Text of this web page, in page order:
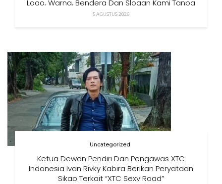
Logo, Warna, Bendera Dan Slogan Kami Tanpa
Izin”
5 AGUSTUS 2026
Uncategorized
Ketua Dewan Pendiri Dan Pengawas XTC
Indonesia Ivan Rivky Kabira Berikan Peryataan
Sikap Terkait “XTC Sexy Road”